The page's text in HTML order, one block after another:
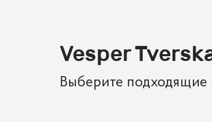
Vesper
Выберите подходящие